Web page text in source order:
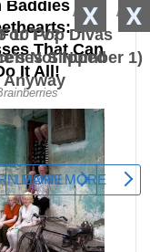
X
X